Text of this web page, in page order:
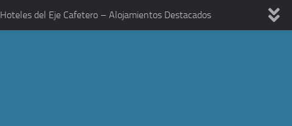
Hoteles del Eje Cafetero – Alojamientos Destacados